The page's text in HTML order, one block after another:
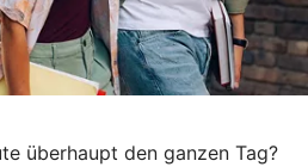
überhaupt den ganzen Tag?